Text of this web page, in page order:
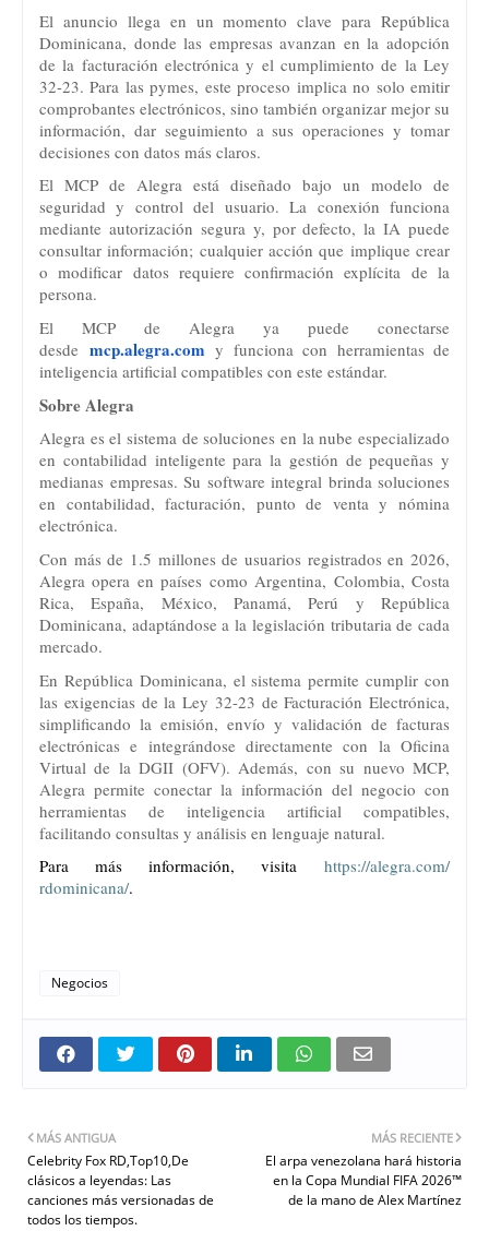
El anuncio llega en un momento clave para República
Dominicana, donde las empresas avanzan en la adopción
de la facturación electrónica y el cumplimiento de la Ley
32-23. Para las pymes, este proceso implica no solo emitir
comprobantes electrónicos, sino también organizar mejor su
información, dar seguimiento a sus operaciones y tomar
decisiones con datos más claros.
El MCP de Alegra está diseñado bajo un modelo de
seguridad y control del usuario. La conexión funciona
mediante autorización segura y, por defecto, la IA puede
consultar información; cualquier acción que implique crear
o modificar datos requiere confirmación explícita de la
persona.
El MCP de Alegra ya puede conectarse
desde mcp.alegra.com y funciona con herramientas de
inteligencia artificial compatibles con este estándar.
Sobre Alegra
Alegra es el sistema de soluciones en la nube especializado
en contabilidad inteligente para la gestión de pequeñas y
medianas empresas. Su software integral brinda soluciones
en contabilidad, facturación, punto de venta y nómina
electrónica.
Con más de 1.5 millones de usuarios registrados en 2026,
Alegra opera en países como Argentina, Colombia, Costa
Rica, España, México, Panamá, Perú y República
Dominicana, adaptándose a la legislación tributaria de cada
mercado.
En República Dominicana, el sistema permite cumplir con
las exigencias de la Ley 32-23 de Facturación Electrónica,
simplificando la emisión, envío y validación de facturas
electrónicas e integrándose directamente con la Oficina
Virtual de la DGII (OFV). Además, con su nuevo MCP,
Alegra permite conectar la información del negocio con
herramientas de inteligencia artificial compatibles,
facilitando consultas y análisis en lenguaje natural.
Para más información, visita https://alegra.com/
rdominicana/.
Negocios
MÁS RECIENTE
El arpa venezolana hará historia
en la Copa Mundial FIFA 2026™️
de la mano de Alex Martínez
MÁS ANTIGUA
Celebrity Fox RD,Top10,De
clásicos a leyendas: Las
canciones más versionadas de
todos los tiempos.